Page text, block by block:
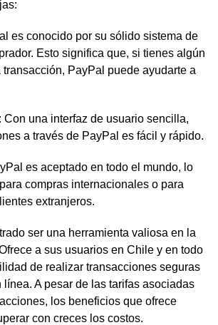
es conocido por su sólido sistema de
Esto significa que, si tienes algún
PayPal puede ayudarte a
: Con una interfaz de usuario sencilla,
a través de PayPal es fácil y rápido.
es aceptado en todo el mundo, lo
compras internacionales o para
extranjeros.
ser una herramienta valiosa en la
a sus usuarios en Chile y en todo
de realizar transacciones seguras
A pesar de las tarifas asociadas
los beneficios que ofrece
con creces los costos.